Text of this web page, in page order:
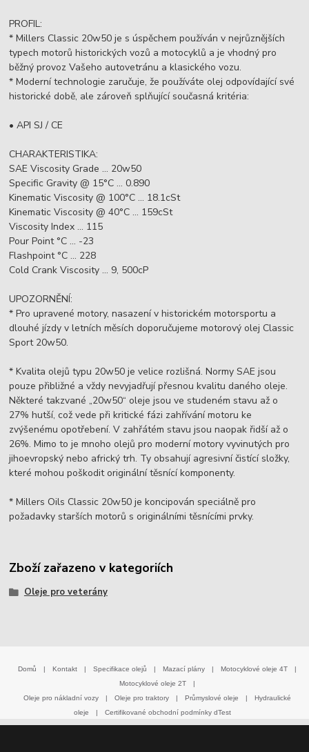
PROFIL:
* Millers Classic 20w50 je s úspěchem používán v nejrůznějších
typech motorů historických vozů a motocyklů a je vhodný pro
běžný provoz Vašeho autovetránu a klasického vozu.
* Moderní technologie zaručuje, že používáte olej odpovídající své
historické době, ale zároveň splňující současná kritéria:
• API SJ / CE
CHARAKTERISTIKA:
SAE Viscosity Grade ... 20w50
Specific Gravity @ 15°C ... 0.890
Kinematic Viscosity @ 100°C ... 18.1cSt
Kinematic Viscosity @ 40°C ... 159cSt
Viscosity Index ... 115
Pour Point °C ... -23
Flashpoint °C ... 228
Cold Crank Viscosity ... 9, 500cP
UPOZORNĚNÍ:
* Pro upravené motory, nasazení v historickém motorsportu a
dlouhé jízdy v letních měsích doporučujeme motorový olej Classic
Sport 20w50.
* Kvalita olejů typu 20w50 je velice rozlišná. Normy SAE jsou
pouze přibližné a vždy nevyjadřují přesnou kvalitu daného oleje.
Některé takzvané „20w50“ oleje jsou ve studeném stavu až o
27% hutší, což vede při kritické fázi zahřívání motoru ke
zvýšenému opotřebení. V zahřátém stavu jsou naopak řidší až o
26%. Mimo to je mnoho olejů pro moderní motory vyvinutých pro
jihoevropský nebo africký trh. Ty obsahují agresivní čistící složky,
které mohou poškodit originální těsnící komponenty.
* Millers Oils Classic 20w50 je koncipován speciálně pro
požadavky starších motorů s originálními těsnícími prvky.
Zboží zařazeno v kategoriích
Oleje pro veterány
Domů | Kontakt | Specifikace olejů | Mazací plány | Motocyklové oleje 4T
|
Motocyklové oleje 2T
|
Oleje pro nákladní vozy
| Oleje pro traktory | Průmyslové oleje |
Hydraulické
oleje
| Certifikované obchodní podmínky dTest